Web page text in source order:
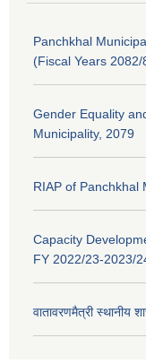
Panchkhal
(Fiscal Years
Gender Equality
Municipality, 2079
RIAP of Panchkhal
Capacity
FY 2022/23-2023/
वातावरणमैत्री स्थानीय